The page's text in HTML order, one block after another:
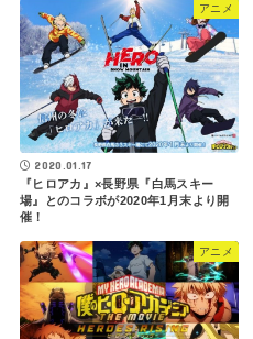
アニメ
2020.01.17
『ヒロアカ』×長野県『白馬スキー
場』とのコラボが2020年1月末より開
催！
アニメ